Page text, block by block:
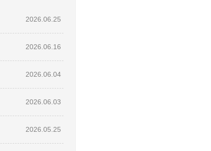
2026.06.25
2026.06.16
2026.06.04
2026.06.03
2026.05.25